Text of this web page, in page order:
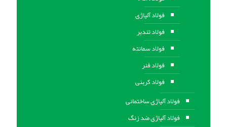
فولاد آلیاژی
فولاد تندبر
فولاد سمانته
فولاد فنر
فولاد کربنی
فولاد آلیاژی ساختمانی
فولاد آلیاژی ضد زنگ